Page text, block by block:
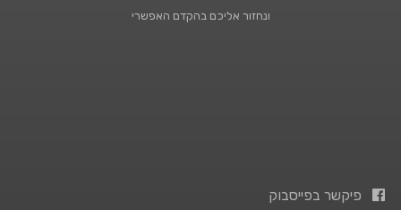
ונחזור אליכם בהקדם האפשרי
פיקשר בפייסבוק